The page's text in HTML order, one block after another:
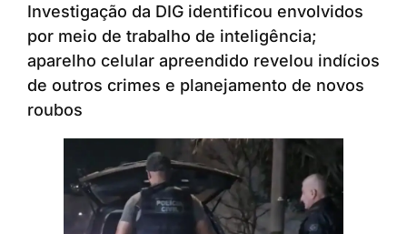
Investigação da DIG identificou envolvidos
por meio de trabalho de inteligência;
aparelho celular apreendido revelou indícios
de outros crimes e planejamento de novos
roubos